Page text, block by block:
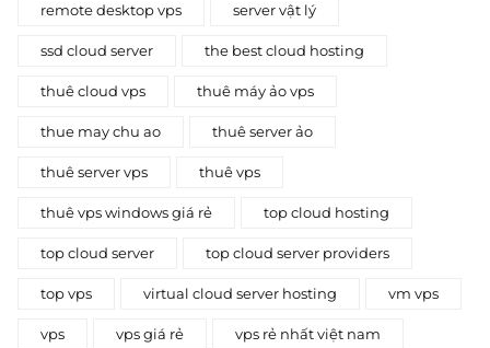
remote desktop vps server vật lý
ssd cloud server the best cloud hosting
thuê cloud vps thuê máy ảo vps
thue may chu ao thuê server ảo
thuê server vps thuê vps
thuê vps windows giá rẻ top cloud hosting
top cloud server top cloud server providers
top vps virtual cloud server hosting vm vps
vps vps giá rẻ vps rẻ nhất việt nam